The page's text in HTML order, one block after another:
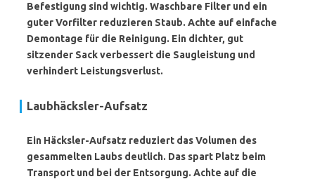
Befestigung sind wichtig. Waschbare Filter und ein
guter Vorfilter reduzieren Staub. Achte auf einfache
Demontage für die Reinigung. Ein dichter, gut
sitzender Sack verbessert die Saugleistung und
verhindert Leistungsverlust.
Laubhäcksler-Aufsatz
Ein Häcksler-Aufsatz reduziert das Volumen des
gesammelten Laubs deutlich. Das spart Platz beim
Transport und bei der Entsorgung. Achte auf die